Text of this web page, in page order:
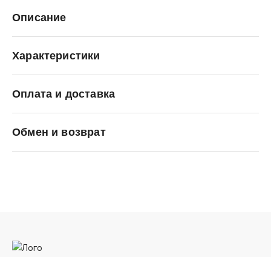
Описание
Характеристики
Оплата и доставка
Обмен и возврат